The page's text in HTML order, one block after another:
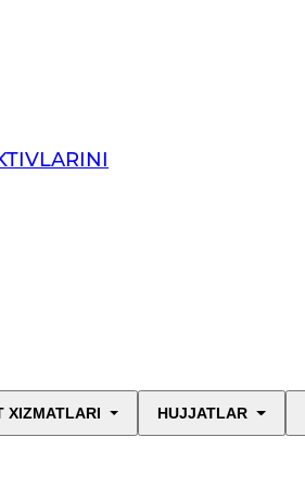
XIZMATLARI HUJJATLAR